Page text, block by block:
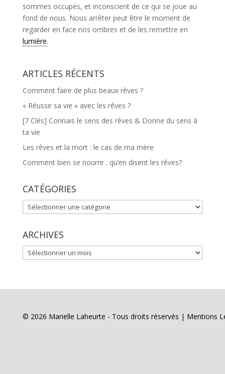
sommes occupés, et inconscient de ce qui se joue au
fond de nous. Nous arrêter peut être le moment de
regarder en face nos ombres et de les remettre en
lumière.
ARTICLES RÉCENTS
Comment faire de plus beaux rêves ?
« Réussir sa vie » avec les rêves ?
[7 Clés] Connais le sens des rêves & Donne du sens à
ta vie
Les rêves et la mort : le cas de ma mère
Comment bien se nourrir : qu’en disent les rêves?
CATÉGORIES
CATÉGORIES
ARCHIVES
ARCHIVES
© 2026 Marielle Laheurte - Tous droits réservés | Mentions